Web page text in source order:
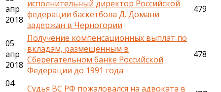
апр
2018
исполнительный директор Российской
федерации баскетбола Д. Домани
задержан в Черногории
479
05
апр
2018
Получение компенсационных выплат по
вкладам, размещенным в
Сберегательном банке Российской
Федерации до 1991 года
478
04
Судья ВС РФ пожаловался на адвоката в